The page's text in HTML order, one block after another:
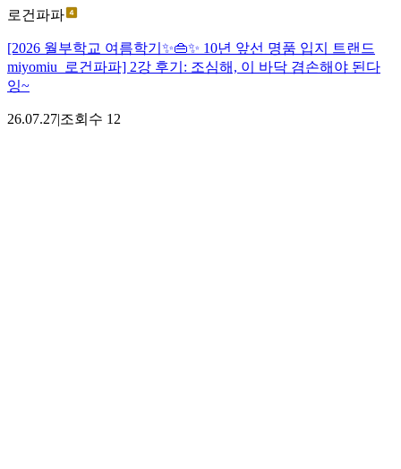
로건파파
[2026 월부학교 여름학기✨️👜✨️ 10년 앞선 명품 입지 트랜드
miyomiu_로건파파] 2강 후기: 조심해, 이 바닥 겸손해야 된다
잉~
26.07.27|조회수 12